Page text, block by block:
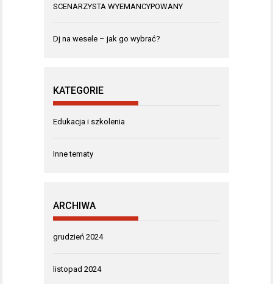
SCENARZYSTA WYEMANCYPOWANY
Dj na wesele – jak go wybrać?
KATEGORIE
Edukacja i szkolenia
Inne tematy
ARCHIWA
grudzień 2024
listopad 2024